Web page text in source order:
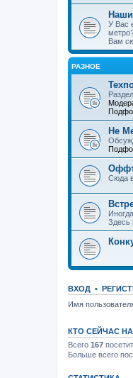
У Вас
Вам
РАЗНОЕ
Не
Сюда
Здесь
ВХОД •
Имя
КТО СЕЙЧАС
Всего 167
Больше всего